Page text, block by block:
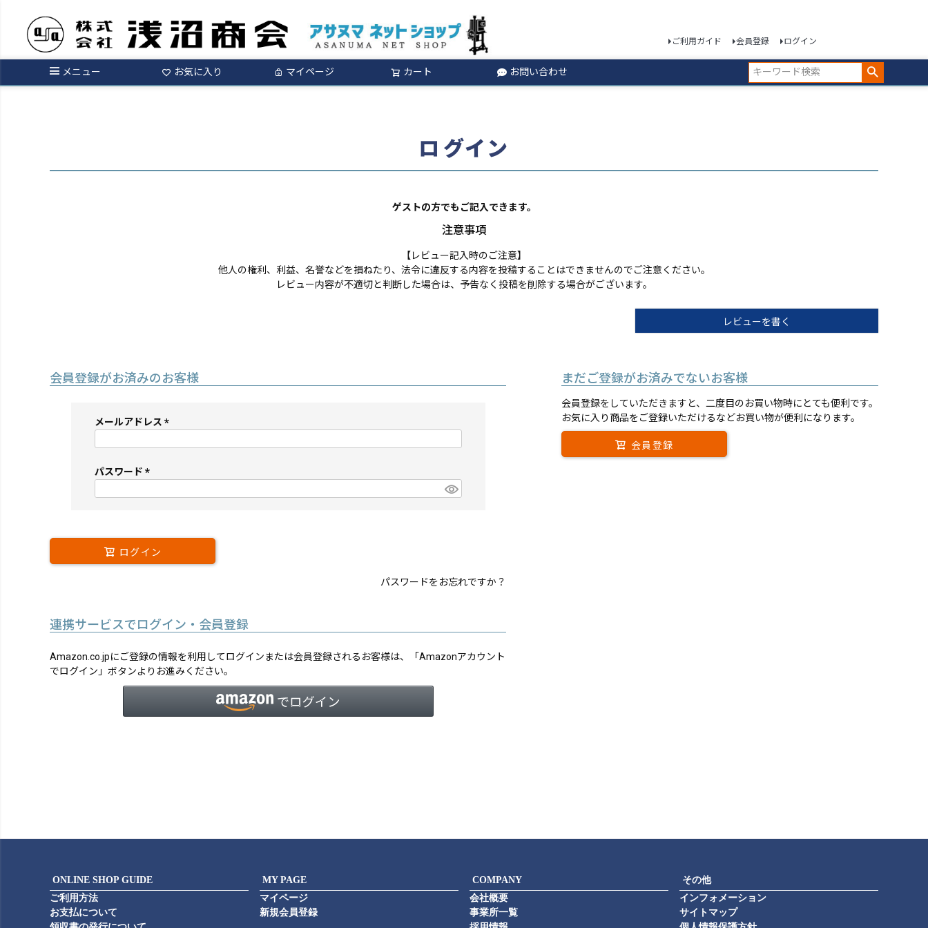
ご利用ガイド 会員登録 ログイン
メニュー お気に入り マイページ カート お問い合わせ
検索
ログイン
ゲストの方でもご記入できます。
注意事項
【レビュー記入時のご注意】
他人の権利、利益、名誉などを損ねたり、法令に違反する内容を投稿することはできませんのでご注意ください。
レビュー内容が不適切と判断した場合は、予告なく投稿を削除する場合がございます。
レビューを書く
会員登録がお済みのお客様
メールアドレス
須)
パスワード
須)
ログイン
パスワードをお忘れですか？
連携サービスでログイン・会員登録
Amazon.co.jpにご登録の情報を利用してログインまたは会員登録されるお客様は、「Amazonアカウント
でログイン」ボタンよりお進みください。
まだご登録がお済みでないお客様
会員登録をしていただきますと、二度目のお買い物時にとても便利です。
お気に入り商品をご登録いただけるなどお買い物が便利になります。
会員登録
ONLINE SHOP GUIDE
ご利用方法
お支払について
MY PAGE
マイページ
新規会員登録
COMPANY
会社概要
事業所一覧
その他
インフォメーション
サイトマップ